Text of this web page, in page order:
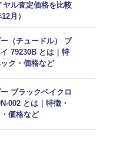
ヤル査定価格を比較
月）
（チュードル） ブ
79230B とは｜特
ク・価格など
ブラックベイクロ
002 とは｜特徴・
価格など